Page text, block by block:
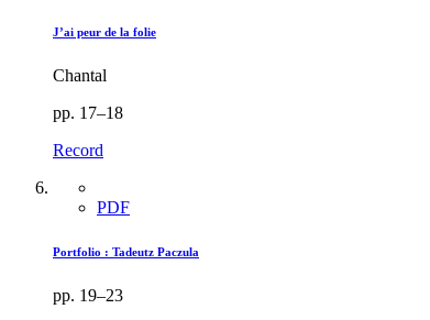
J’ai peur de la folie
Chantal
pp. 17–18
Record
PDF
Portfolio : Tadeutz Paczula
pp. 19–23